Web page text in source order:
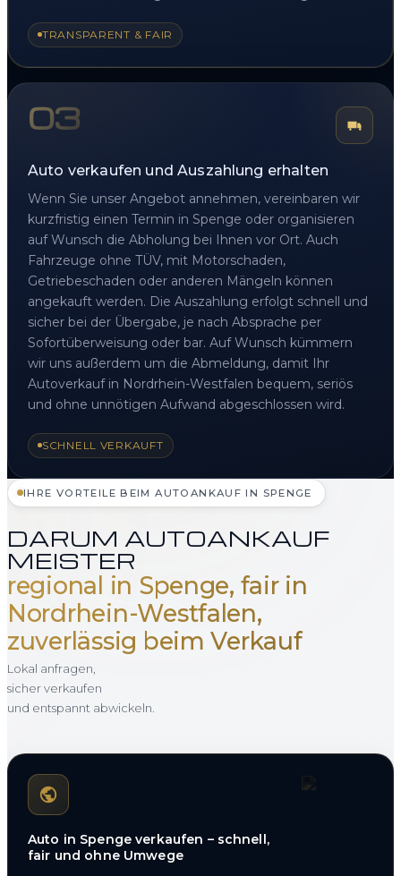
TRANSPARENT & FAIR
03
Auto verkaufen und Auszahlung erhalten
Wenn Sie unser Angebot annehmen, vereinbaren wir
kurzfristig einen Termin in Spenge oder organisieren
auf Wunsch die Abholung bei Ihnen vor Ort. Auch
Fahrzeuge ohne TÜV, mit Motorschaden,
Getriebeschaden oder anderen Mängeln können
angekauft werden. Die Auszahlung erfolgt schnell und
sicher bei der Übergabe, je nach Absprache per
Sofortüberweisung oder bar. Auf Wunsch kümmern
wir uns außerdem um die Abmeldung, damit Ihr
Autoverkauf in Nordrhein-Westfalen bequem, seriös
und ohne unnötigen Aufwand abgeschlossen wird.
SCHNELL VERKAUFT
IHRE VORTEILE BEIM AUTOANKAUF IN SPENGE
DARUM AUTOANKAUF
MEISTER
regional in Spenge, fair in
Nordrhein-Westfalen,
zuverlässig beim Verkauf
Lokal anfragen,
sicher verkaufen
und entspannt abwickeln.
Auto in Spenge verkaufen – schnell,
fair und ohne Umwege